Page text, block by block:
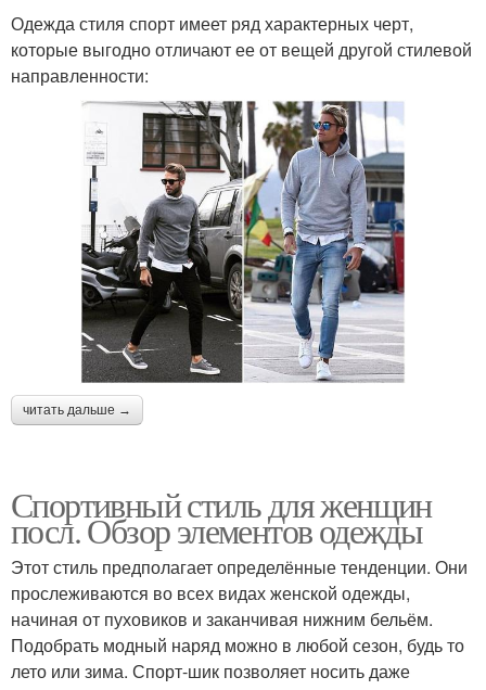
Одежда стиля спорт имеет ряд характерных черт,
которые выгодно отличают ее от вещей другой стилевой
направленности:
читать дальше →
Спортивный стиль для женщин
посл. Обзор элементов одежды
Этот стиль предполагает определённые тенденции. Они
прослеживаются во всех видах женской одежды,
начиная от пуховиков и заканчивая нижним бельём.
Подобрать модный наряд можно в любой сезон, будь то
лето или зима. Спорт-шик позволяет носить даже